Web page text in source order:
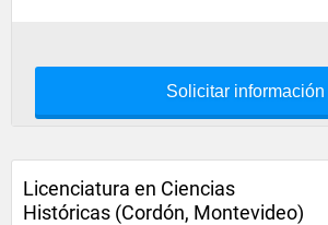
Solicitar información
Licenciatura en Ciencias
Históricas (Cordón, Montevideo)